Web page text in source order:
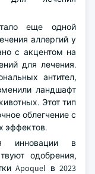
еще одной
аллергий у
с акцентом на
для лечения.
антител,
ландшафт
Этот тип
облегчение с
эффектов.
инновации в
одобрения,
Apoquel в 2023